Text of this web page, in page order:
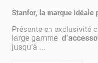
Stanfor, la marque idéale
Présente en exclusivité
large gamme
jusqu’à ...